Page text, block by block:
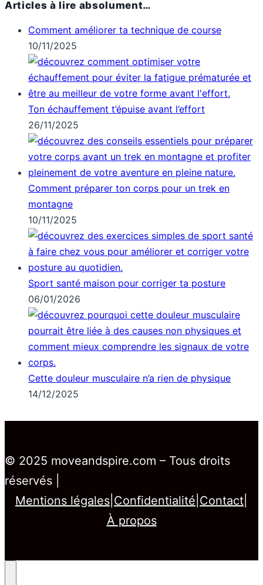
Articles à lire absolument…
Comment améliorer ta technique de course
10/11/2025
Ton échauffement t’épuise avant l’effort
26/11/2025
Comment préparer ton corps pour un trek en
montagne
10/11/2025
Sport santé maison pour corriger ta posture
06/01/2026
Cette douleur musculaire n’a rien de physique
14/12/2025
© 2025 moveandspire.com – Tous droits
réservés |
Mentions légales Confidentialité Contact
À propos